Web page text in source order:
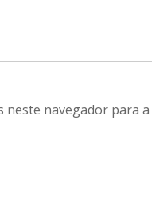
neste navegador para